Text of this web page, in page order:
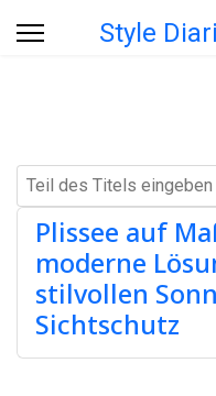
Style
Teil des Titels eingeben
Plissee auf
moderne
stilvollen
Sichtschutz